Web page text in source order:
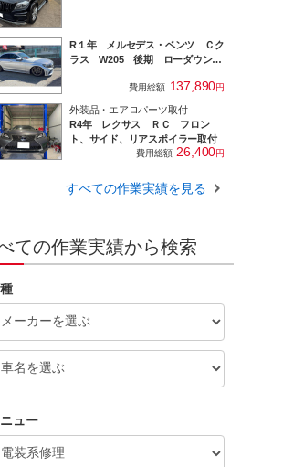
R１年 メルセデス・ベンツ Ｃク
ラス W205 後期 ローダウン＆
費用総額 137,890円
外装品・エアロパーツ取付
R4年 レクサス ＲＣ フロン
ト、サイド、リアスポイラー取付
費用総額 26,400円
すべての作業実績を見る
ての作業実績から検索
ュー